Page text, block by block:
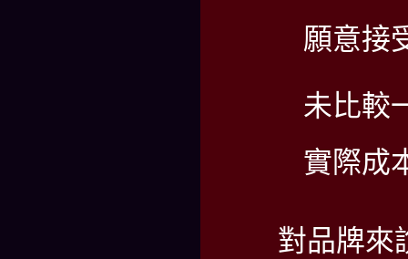
願意接
未比較
實際成
對品牌來